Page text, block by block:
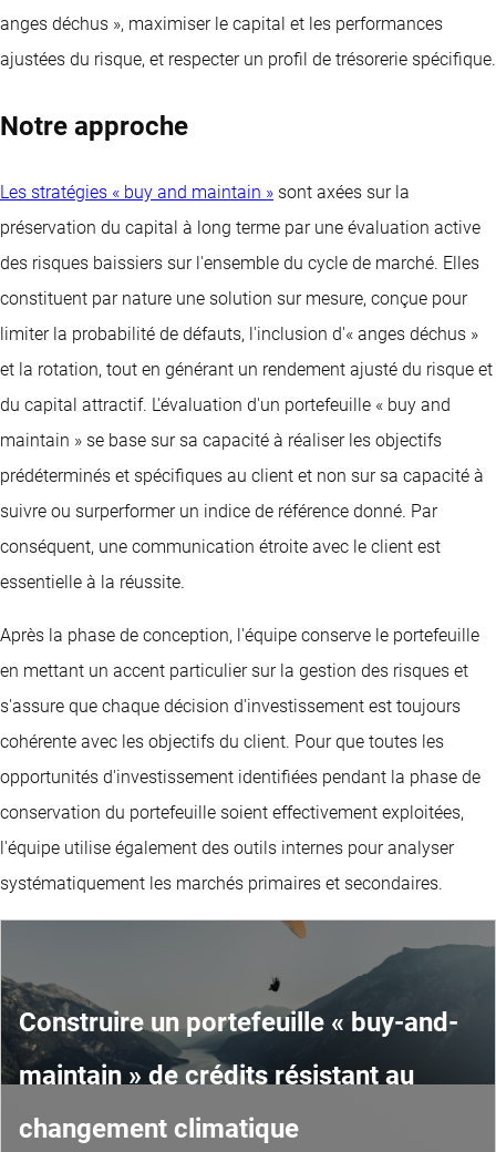
anges déchus », maximiser le capital et les performances
ajustées du risque, et respecter un profil de trésorerie spécifique.
Notre approche
Les stratégies « buy and maintain » sont axées sur la
préservation du capital à long terme par une évaluation active
des risques baissiers sur l'ensemble du cycle de marché. Elles
constituent par nature une solution sur mesure, conçue pour
limiter la probabilité de défauts, l'inclusion d'« anges déchus »
et la rotation, tout en générant un rendement ajusté du risque et
du capital attractif. L'évaluation d'un portefeuille « buy and
maintain » se base sur sa capacité à réaliser les objectifs
prédéterminés et spécifiques au client et non sur sa capacité à
suivre ou surperformer un indice de référence donné. Par
conséquent, une communication étroite avec le client est
essentielle à la réussite.
Après la phase de conception, l'équipe conserve le portefeuille
en mettant un accent particulier sur la gestion des risques et
s'assure que chaque décision d'investissement est toujours
cohérente avec les objectifs du client. Pour que toutes les
opportunités d'investissement identifiées pendant la phase de
conservation du portefeuille soient effectivement exploitées,
l'équipe utilise également des outils internes pour analyser
systématiquement les marchés primaires et secondaires.
Construire un portefeuille « buy-and-
maintain » de crédits résistant au
changement climatique